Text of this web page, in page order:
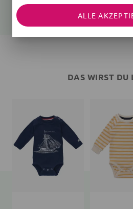
18,90 € 20,99 €
DAS WIRST DU
ALLE